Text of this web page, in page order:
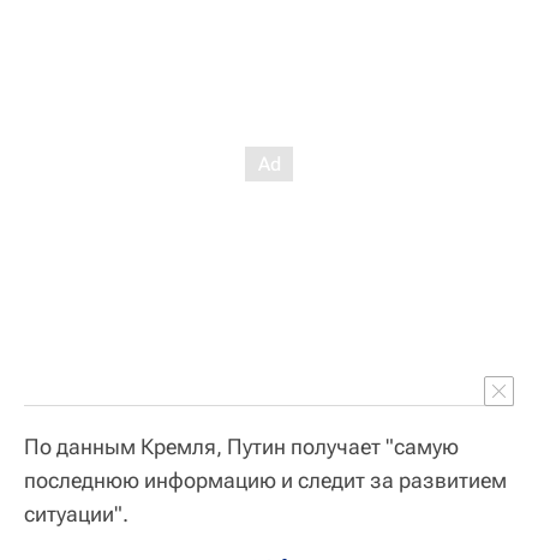
По данным Кремля, Путин получает "самую
последнюю информацию и следит за развитием
ситуации".